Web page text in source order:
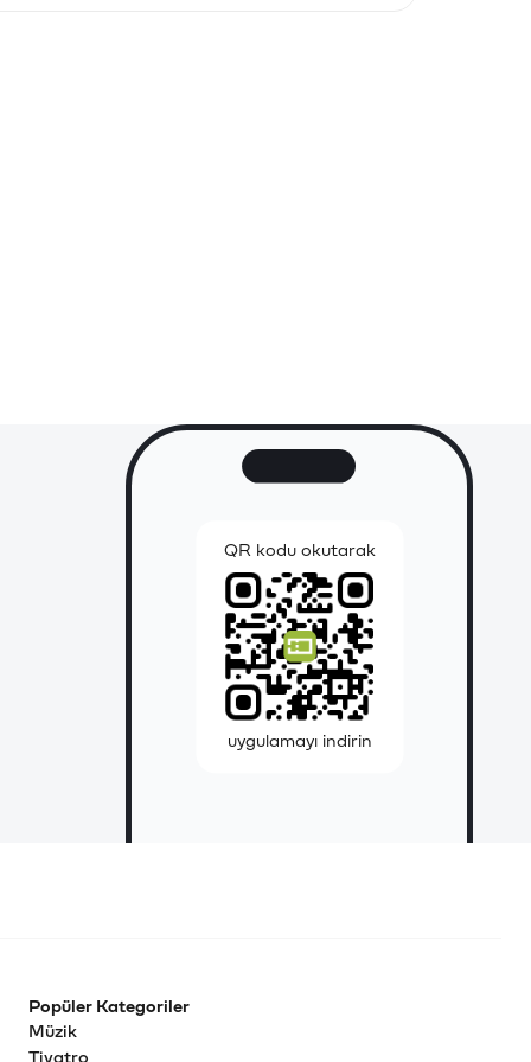
QR kodu okutarak
uygulamayı indirin
Popüler Kategoriler
Müzik
Tiyatro